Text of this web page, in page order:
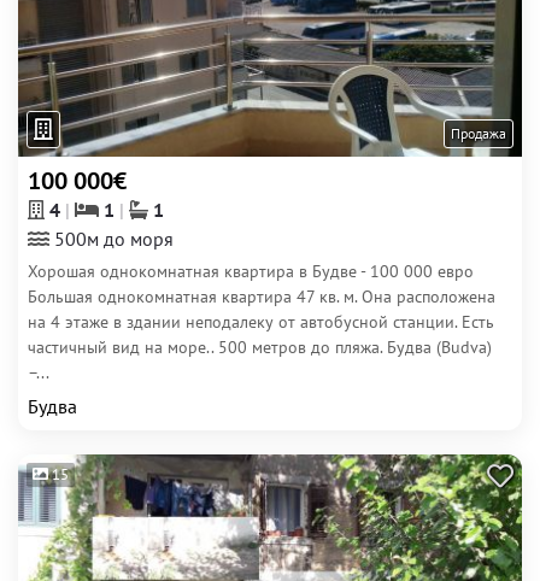
Продажа
100 000€
4 1
1
500м до моря
Хорошая однокомнатная квартира в Будве - 100 000 евро
Большая однокомнатная квартира 47 кв. м. Она расположена
на 4 этаже в здании неподалеку от автобусной станции. Есть
частичный вид на море.. 500 метров до пляжа. Будва (Budva)
–...
Будва
15